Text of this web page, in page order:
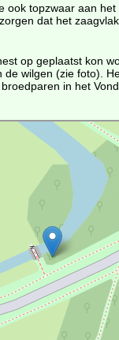
topzwaar aan
dat het
op geplaatst kon
wilgen (zie foto).
in het